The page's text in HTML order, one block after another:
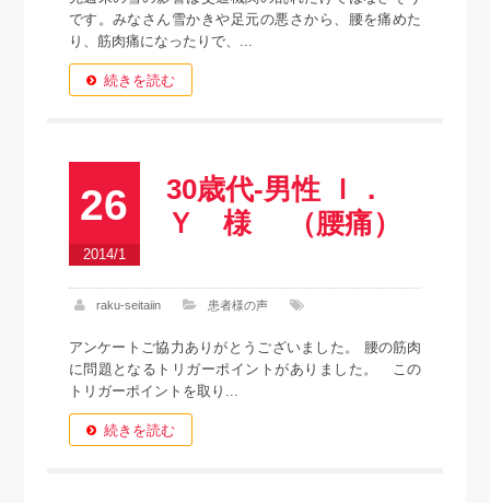
です。みなさん雪かきや足元の悪さから、腰を痛めた
り、筋肉痛になったりで、...
続きを読む
26
2014/1
30歳代-男性 Ｉ．
Ｙ 様 （腰痛）
raku-seitaiin 患者様の声
アンケートご協力ありがとうございました。 腰の筋肉
に問題となるトリガーポイントがありました。 この
トリガーポイントを取り...
続きを読む